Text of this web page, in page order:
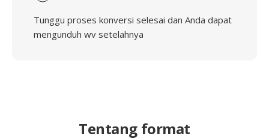
Tunggu proses konversi selesai dan Anda dapat
mengunduh wv setelahnya
Tentang format